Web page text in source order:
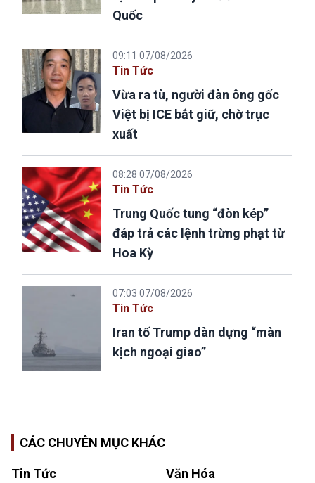
Quốc
09:11 07/08/2026
Tin Tức
Vừa ra tù, người đàn ông gốc
Việt bị ICE bắt giữ, chờ trục
xuất
08:28 07/08/2026
Tin Tức
Trung Quốc tung “đòn kép”
đáp trả các lệnh trừng phạt từ
Hoa Kỳ
07:03 07/08/2026
Tin Tức
Iran tố Trump dàn dựng “màn
kịch ngoại giao”
CÁC CHUYÊN MỤC KHÁC
Tin Tức Văn Hóa